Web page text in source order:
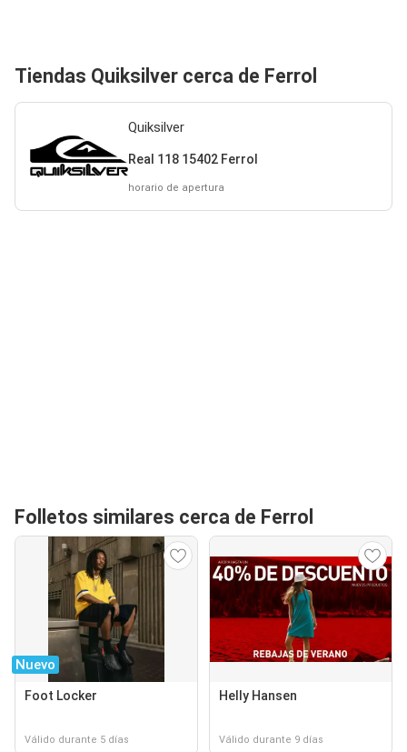
Tiendas Quiksilver cerca de Ferrol
Quiksilver
Real 118 15402 Ferrol
horario de apertura
Folletos similares cerca de Ferrol
Nuevo
Foot Locker
Válido durante 5 días
Helly Hansen
Válido durante 9 días